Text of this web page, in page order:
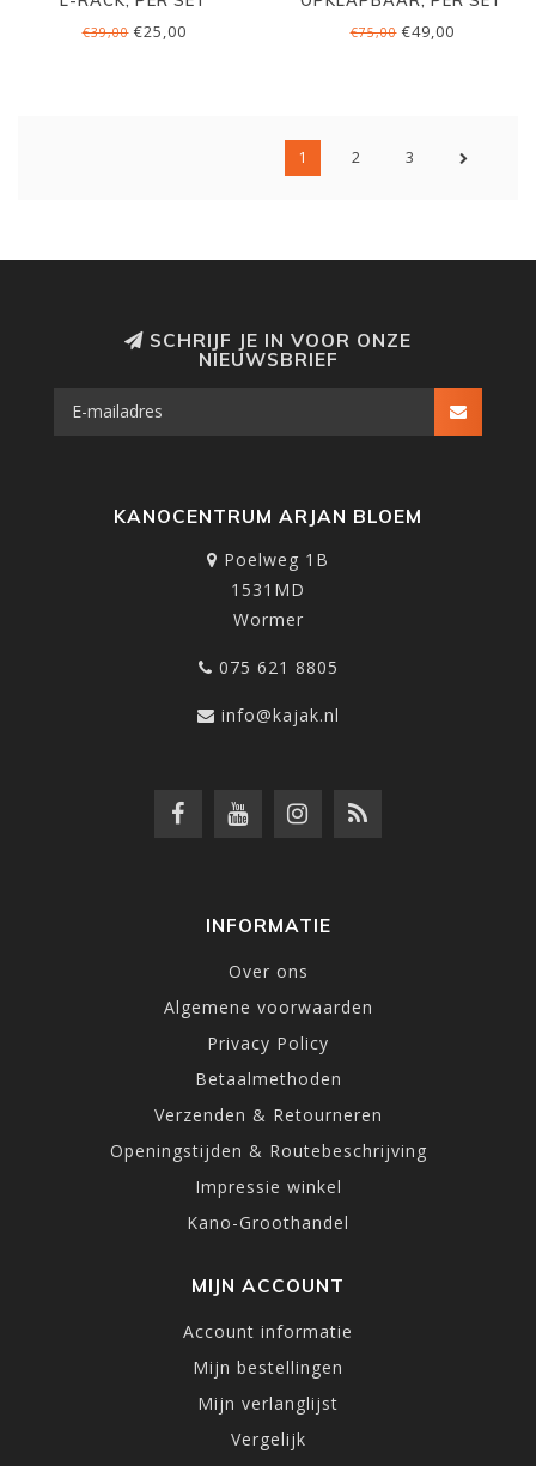
€39,00€25,00 €75,00€49,00
1 2 3
SCHRIJF JE IN VOOR ONZE
NIEUWSBRIEF
KANOCENTRUM ARJAN BLOEM
Poelweg 1B
1531MD
Wormer
075 621 8805
info@kajak.nl
INFORMATIE
Over ons
Algemene voorwaarden
Privacy Policy
Betaalmethoden
Verzenden & Retourneren
Openingstijden & Routebeschrijving
Impressie winkel
Kano-Groothandel
MIJN ACCOUNT
Account informatie
Mijn bestellingen
Mijn verlanglijst
Vergelijk